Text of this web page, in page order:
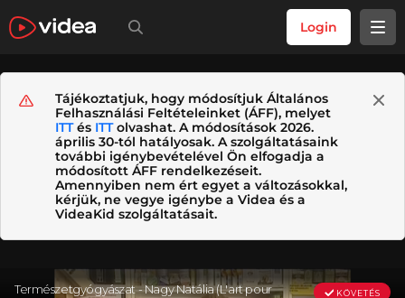
Login
Tájékoztatjuk, hogy módosítjuk Általános
Felhasználási Feltételeinket (ÁFF), melyet
ITTés ITTolvashat. A módosítások 2026.
április 30-tól hatályosak. A szolgáltatásaink
további igénybevételével Ön elfogadja a
módosított ÁFF rendelkezéseit.
Amennyiben nem ért egyet a változásokkal,
kérjük, ne vegye igénybe a Videa és a
VideaKid szolgáltatásait.